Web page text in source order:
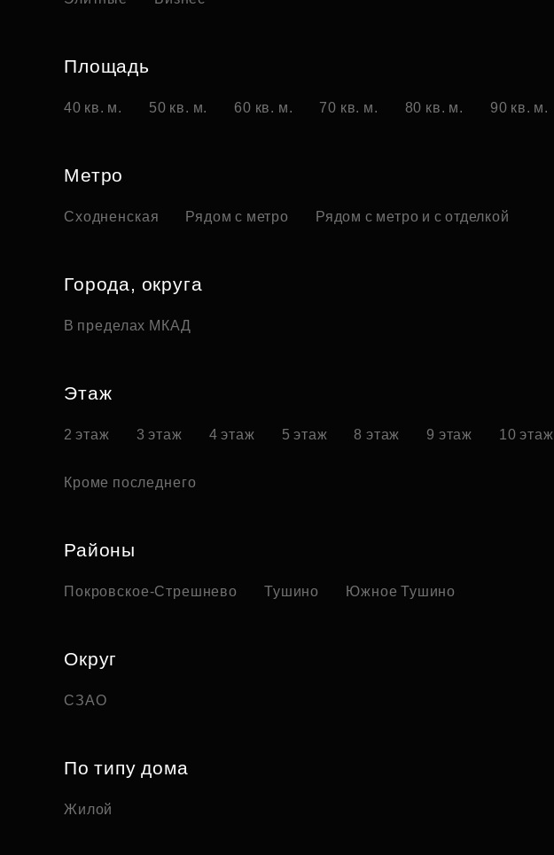
Площадь
40 кв. м. 50 кв. м. 60 кв. м. 70 кв. м. 80 кв. м. 90 кв. м.
Метро
Сходненская Рядом с метро Рядом с метро и с отделкой
Города, округа
В пределах МКАД
Этаж
2 этаж 3 этаж 4 этаж 5 этаж 8 этаж 9 этаж 10 этаж
Кроме последнего
Районы
Покровское-Стрешнево Тушино Южное Тушино
Округ
СЗАО
По типу дома
Жилой